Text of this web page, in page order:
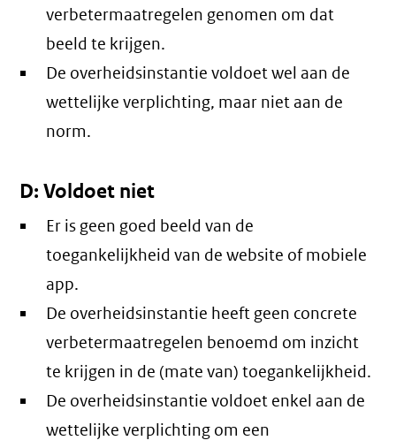
verbetermaatregelen genomen om dat
beeld te krijgen.
De overheidsinstantie voldoet wel aan de
wettelijke verplichting, maar niet aan de
norm.
D: Voldoet niet
Er is geen goed beeld van de
toegankelijkheid van de website of mobiele
app.
De overheidsinstantie heeft geen concrete
verbetermaatregelen benoemd om inzicht
te krijgen in de (mate van) toegankelijkheid.
De overheidsinstantie voldoet enkel aan de
wettelijke verplichting om een